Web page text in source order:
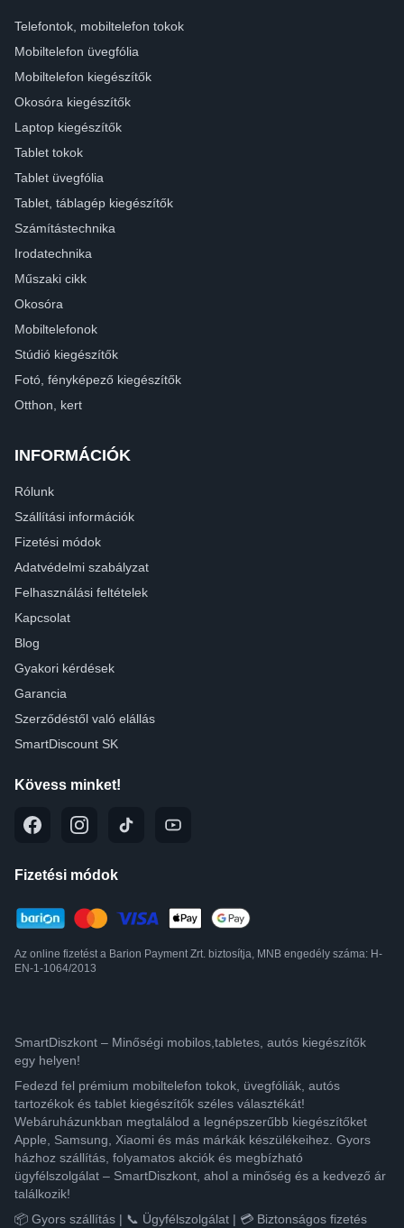
Telefontok, mobiltelefon tokok
Mobiltelefon üvegfólia
Mobiltelefon kiegészítők
Okosóra kiegészítők
Laptop kiegészítők
Tablet tokok
Tablet üvegfólia
Tablet, táblagép kiegészítők
Számítástechnika
Irodatechnika
Műszaki cikk
Okosóra
Mobiltelefonok
Stúdió kiegészítők
Fotó, fényképező kiegészítők
Otthon, kert
INFORMÁCIÓK
Rólunk
Szállítási információk
Fizetési módok
Adatvédelmi szabályzat
Felhasználási feltételek
Kapcsolat
Blog
Gyakori kérdések
Garancia
Szerződéstől való elállás
SmartDiscount SK
Kövess minket!
Fizetési módok
Az online fizetést a Barion Payment Zrt. biztosítja, MNB engedély száma: H-
EN-1-1064/2013
SmartDiszkont – Minőségi mobilos,tabletes, autós kiegészítők
egy helyen!
Fedezd fel prémium mobiltelefon tokok, üvegfóliák, autós
tartozékok és tablet kiegészítők széles választékát!
Webáruházunkban megtalálod a legnépszerűbb kiegészítőket
Apple, Samsung, Xiaomi és más márkák készülékeihez. Gyors
házhoz szállítás, folyamatos akciók és megbízható
ügyfélszolgálat – SmartDiszkont, ahol a minőség és a kedvező ár
találkozik!
📦 Gyors szállítás | 📞 Ügyfélszolgálat | 💳 Biztonságos fizetés